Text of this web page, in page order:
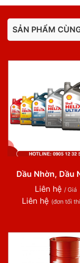
SẢN PHẨM
Dầu Nhờn, Dầu
Liên hệ / Giá
Liên hệ (đơn tối